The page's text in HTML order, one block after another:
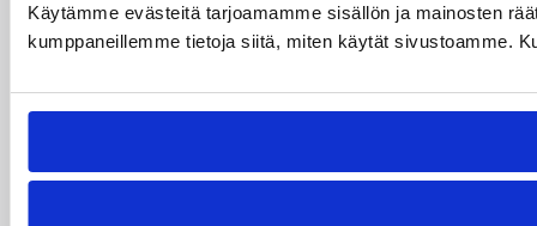
Käytämme evästeitä tarjoamamme sisällön ja mainosten
kumppaneillemme tietoja siitä, miten käytät sivustoamme.